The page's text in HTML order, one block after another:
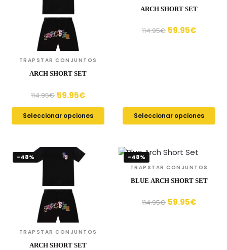
TRAPSTAR CONJUNTOS
ARCH SHORT SET
114.95€ 59.95€
Seleccionar opciones
ARCH SHORT SET
114.95€ 59.95€
Seleccionar opciones
-48%
TRAPSTAR CONJUNTOS
ARCH SHORT SET
-48%
TRAPSTAR CONJUNTOS
BLUE ARCH SHORT SET
114.95€ 59.95€